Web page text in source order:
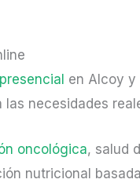
en Alcoy y
necesidades
oncológica, salud
nutricional